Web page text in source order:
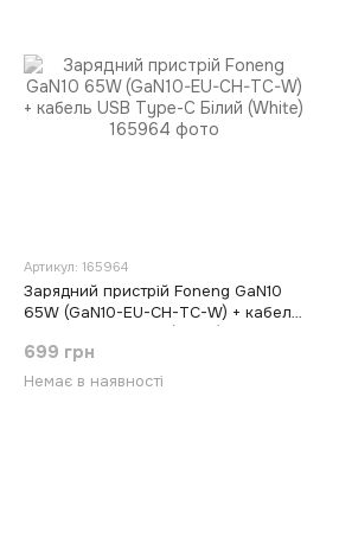
Артикул: 165964
Зарядний пристрій Foneng GaN10
65W (GaN10-EU-CH-TC-W) + кабель
699 грн
Немає в наявності